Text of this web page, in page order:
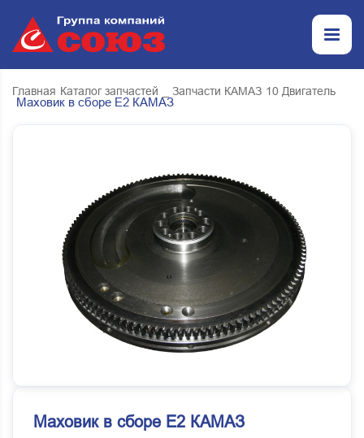
Главная Каталог запчастей _ Запчасти КАМАЗ 10 Двигатель
Маховик в сборе Е2 КАМАЗ
Маховик в сборе Е2 КАМАЗ